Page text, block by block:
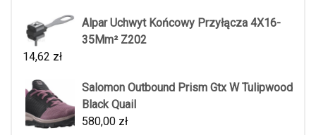
Alpar Uchwyt Końcowy Przyłącza 4X16-
35Mm² Z202
14,62 zł
Salomon Outbound Prism Gtx W Tulipwood
Black Quail
580,00 zł